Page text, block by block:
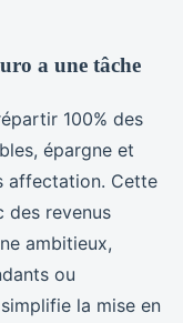
a une tâche
100% des
épargne et
affectation. Cette
des revenus
ambitieux,
ou
la mise en